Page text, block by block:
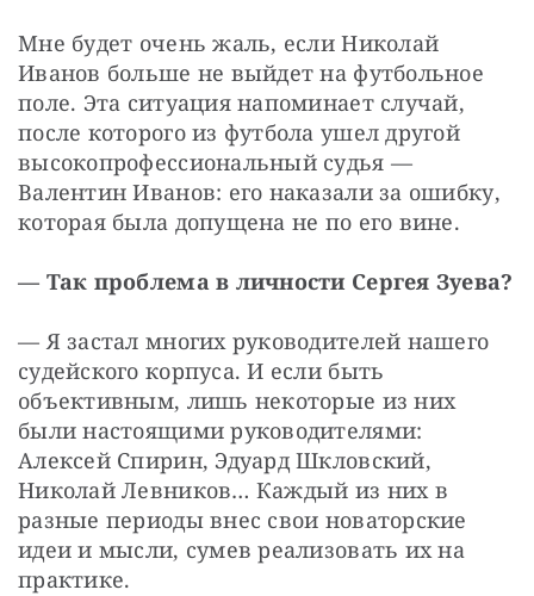
Мне будет очень жаль, если Николай
Иванов больше не выйдет на футбольное
поле. Эта ситуация напоминает случай,
после которого из футбола ушел другой
высокопрофессиональный судья —
Валентин Иванов: его наказали за ошибку,
которая была допущена не по его вине.
— Так проблема в личности Сергея Зуева?
— Я застал многих руководителей нашего
судейского корпуса. И если быть
объективным, лишь некоторые из них
были настоящими руководителями:
Алексей Спирин, Эдуард Шкловский,
Николай Левников… Каждый из них в
разные периоды внес свои новаторские
идеи и мысли, сумев реализовать их на
практике.